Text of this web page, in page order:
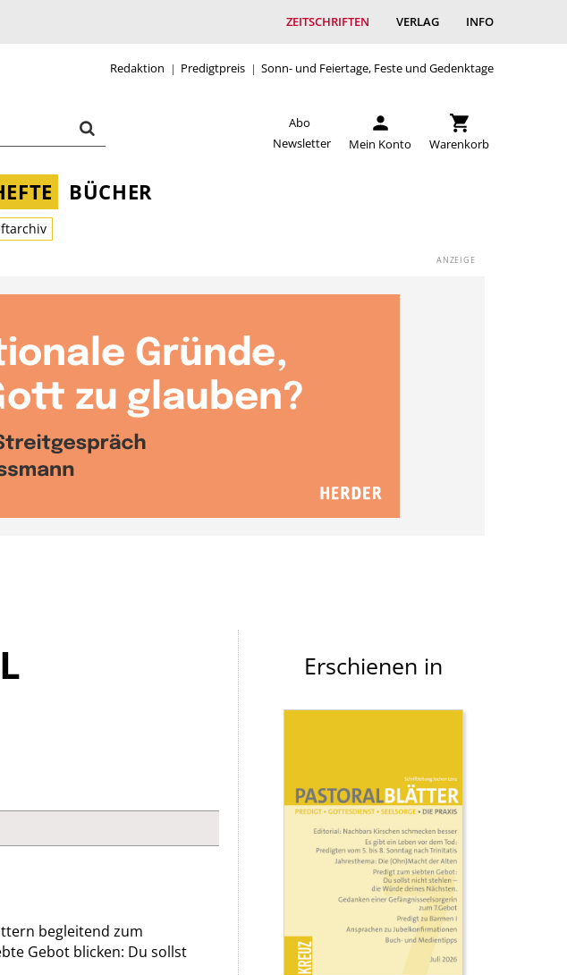
ZEITSCHRIFTEN VERLAG INFO
Redaktion Predigtpreis Sonn- und Feiertage, Feste und Gedenktage
Abo
Newsletter
Mein Konto Warenkorb
BÜCHER
begleitend zum
Gebot blicken: Du sollst
Erschienen in